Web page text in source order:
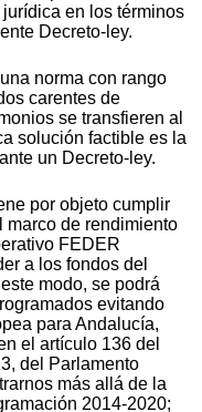
en los términos
Decreto-ley.
norma con rango
carentes de
se transfieren al
solución factible es la
un Decreto-ley.
por objeto cumplir
marco de rendimiento
FEDER
a los fondos del
modo, se podrá
evitando
para Andalucía,
el artículo 136 del
del Parlamento
más allá de la
2014-2020;